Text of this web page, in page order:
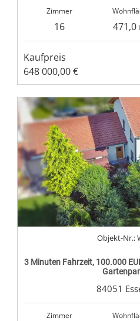
Zimmer
16 471,0
Kaufpreis
648 000,00 €
3 Minuten Fahrzeit, 100.000
Objekt-Nr.:
84051
Zimmer